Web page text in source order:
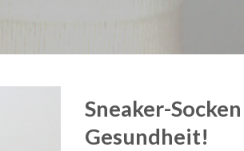
Sneaker-
Gesundheit!